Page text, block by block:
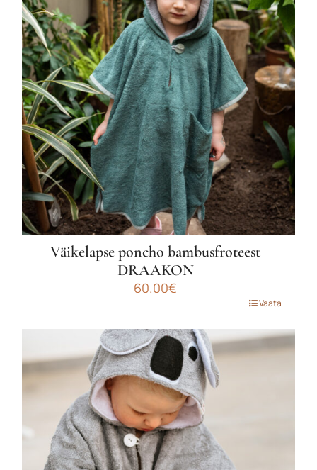
varianti.
Valikuid
saab
teha
tootelehel.
Väikelapse poncho bambusfroteest
DRAAKON
60.00€
mitu
varianti.
Valikuid
teha
tootelehel.
Vaata